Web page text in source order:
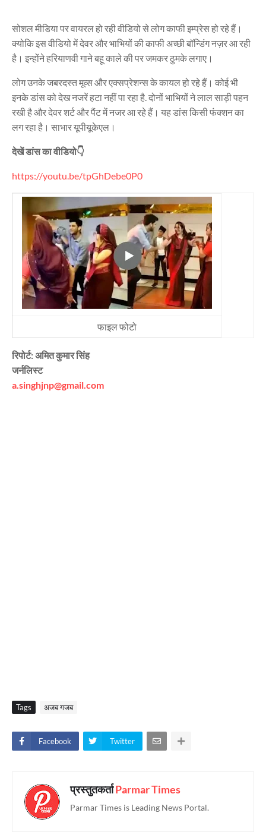
सोशल मीडिया पर वायरल हो रही वीडियो से लोग काफी इम्प्रेस हो रहे हैं।
क्योकि इस वीडियो में देवर और भाभियों की काफी अच्छी बॉन्डिंग नज़र आ रही
है। इन्होंने हरियाणवी गाने बहू काले की पर जमकर ठुमके लगाए।
लोग उनके जबरदस्त मूव्स और एक्सप्रेशन्स के कायल हो रहे हैं। कोई भी
इनके डांस को देख नजरें हटा नहीं पा रहा है. दोनों भाभियों ने लाल साड़ी पहन
रखी है और देवर शर्ट और पैंट में नजर आ रहे हैं। यह डांस किसी फंक्शन का
लग रहा है। साभार यूपीयूकेएल।
देखें डांस का वीडियो👇
https://youtu.be/tpGhDebe0P0
फाइल फोटो
रिपोर्ट: अमित कुमार सिंह
जर्नलिस्ट
a.singhjnp@gmail.com
Tags अजब गजब
Facebook Twitter
प्रस्तुतकर्ताParmar Times
Parmar Times is Leading News Portal.